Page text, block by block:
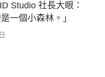
Studio 社長大眼：
一個小森林。」